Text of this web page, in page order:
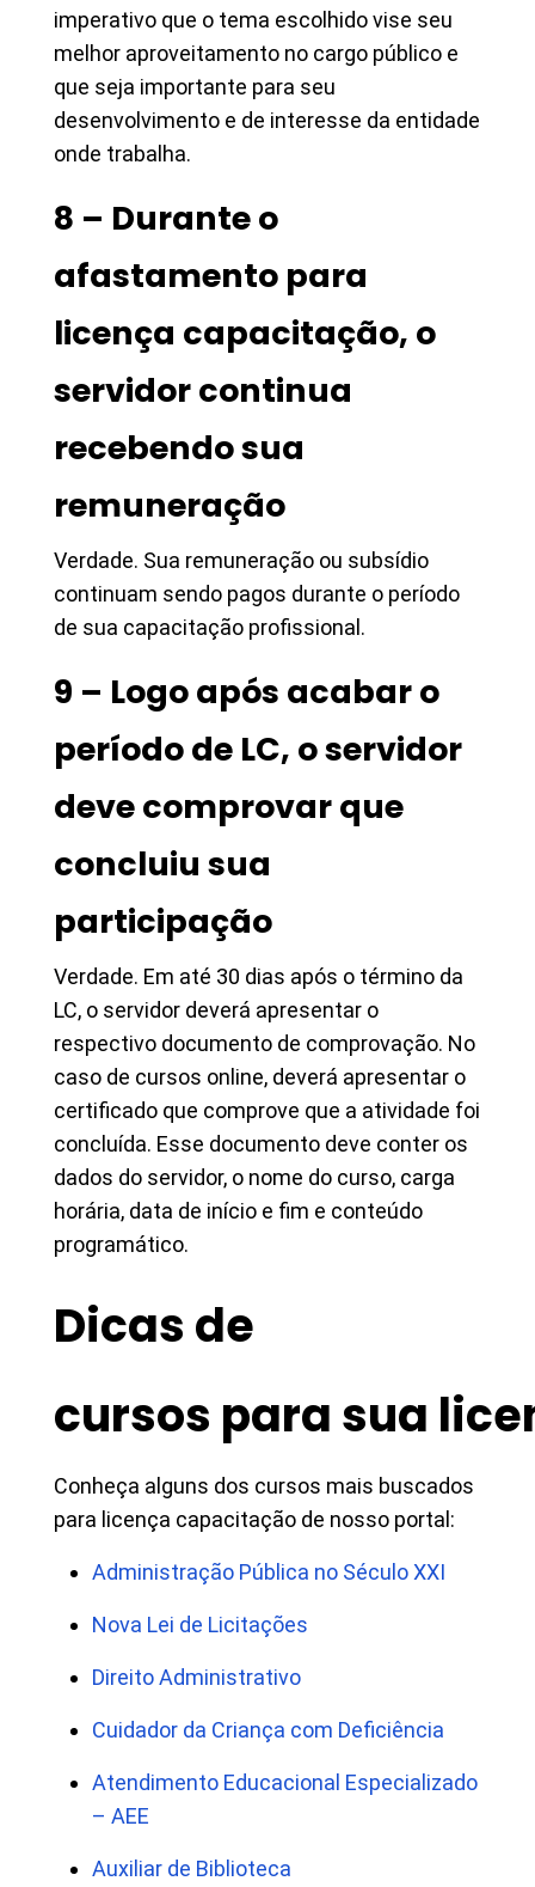
imperativo que o tema escolhido vise seu
melhor aproveitamento no cargo público e
que seja importante para seu
desenvolvimento e de interesse da entidade
onde trabalha.
8 – Durante o
afastamento para
licença capacitação, o
servidor continua
recebendo sua
remuneração
Verdade. Sua remuneração ou subsídio
continuam sendo pagos durante o período
de sua capacitação profissional.
9 – Logo após acabar o
período de LC, o servidor
deve comprovar que
concluiu sua
participação
Verdade. Em até 30 dias após o término da
LC, o servidor deverá apresentar o
respectivo documento de comprovação. No
caso de cursos online, deverá apresentar o
certificado que comprove que a atividade foi
concluída. Esse documento deve conter os
dados do servidor, o nome do curso, carga
horária, data de início e fim e conteúdo
programático.
Dicas de
cursos para sua
Conheça alguns dos cursos mais buscados
para licença capacitação de nosso portal:
Administração Pública no Século XXI
Nova Lei de Licitações
Direito Administrativo
Cuidador da Criança com Deficiência
Atendimento Educacional Especializado
– AEE
Auxiliar de Biblioteca